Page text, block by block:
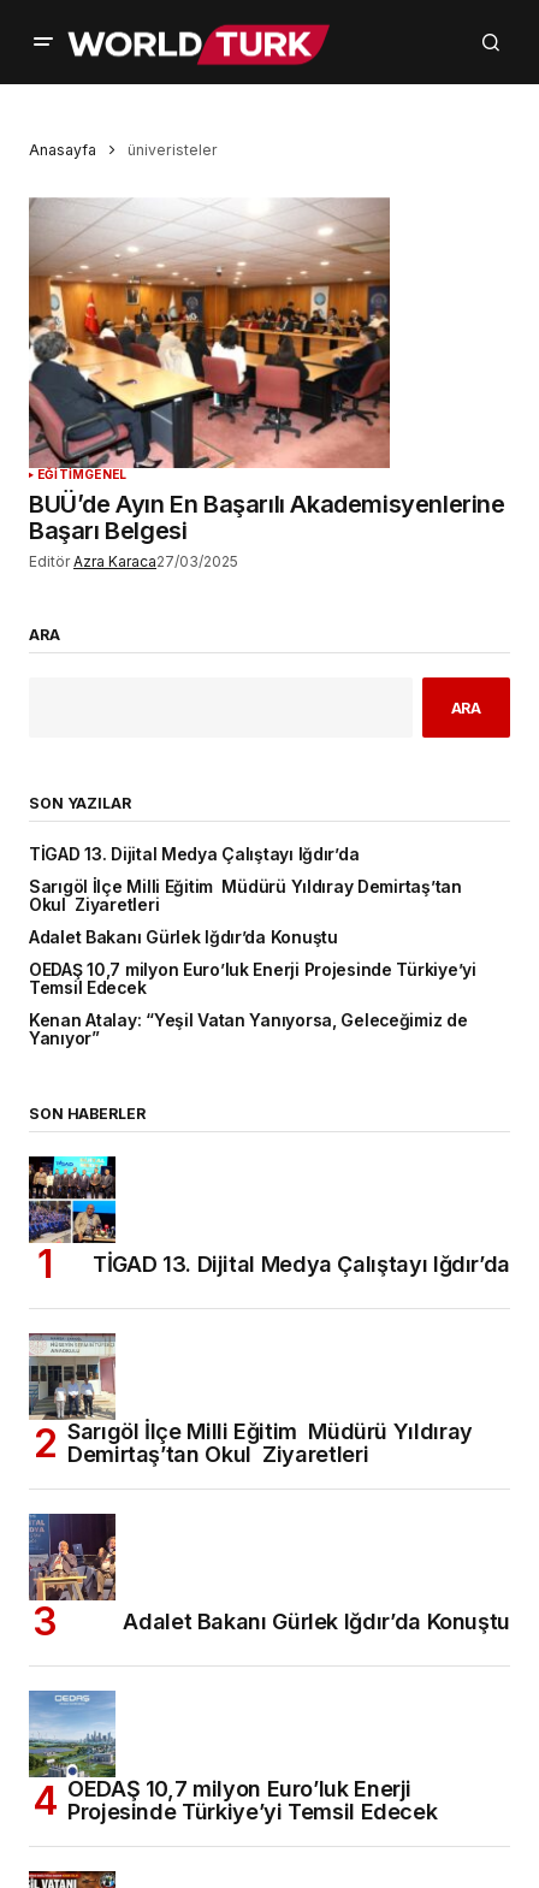
Anasayfa üniveristeler
EĞİTİMGENEL
BUÜ’de Ayın En Başarılı Akademisyenlerine
Başarı Belgesi
Editör Azra Karaca27/03/2025
ARA
ARA
SON YAZILAR
TİGAD 13. Dijital Medya Çalıştayı Iğdır’da
Sarıgöl İlçe Milli Eğitim Müdürü Yıldıray Demirtaş’tan
Okul Ziyaretleri
Adalet Bakanı Gürlek Iğdır’da Konuştu
OEDAŞ 10,7 milyon Euro’luk Enerji Projesinde Türkiye’yi
Temsil Edecek
Kenan Atalay: “Yeşil Vatan Yanıyorsa, Geleceğimiz de
Yanıyor”
SON HABERLER
TİGAD 13. Dijital Medya Çalıştayı Iğdır’da
Sarıgöl İlçe Milli Eğitim Müdürü Yıldıray
Demirtaş’tan Okul Ziyaretleri
Adalet Bakanı Gürlek Iğdır’da Konuştu
OEDAŞ 10,7 milyon Euro’luk Enerji
Projesinde Türkiye’yi Temsil Edecek